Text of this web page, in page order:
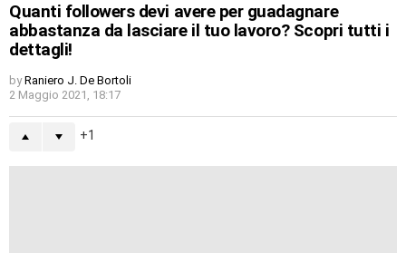
Quanti followers devi avere per guadagnare
abbastanza da lasciare il tuo lavoro? Scopri tutti i
dettagli!
by Raniero J. De Bortoli
2 Maggio 2021, 18:17
1